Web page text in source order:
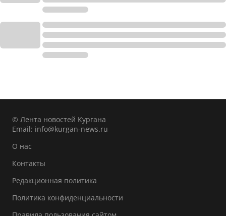
© Лента новостей Кургана
Email: info@kurgan-news.ru
О нас
Контакты
Редакционная политика
Политика конфиденциальности